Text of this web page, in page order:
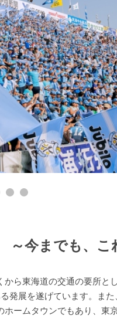
～今までも、
ら東海道の交通の要所と
発展を遂げています。ま
ームタウンでもあり、東